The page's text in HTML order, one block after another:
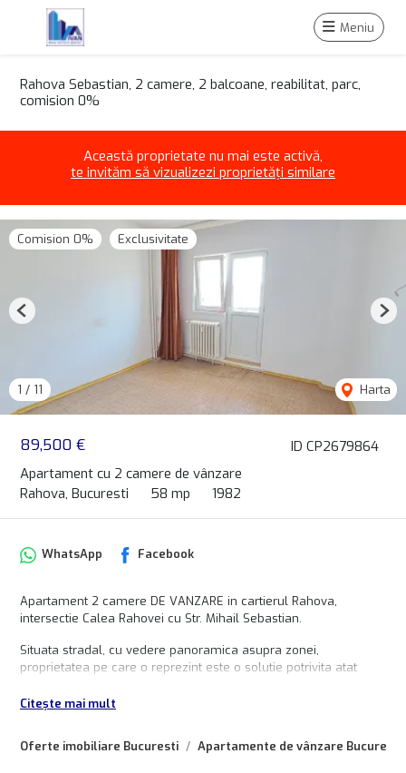
Meniu
Rahova Sebastian, 2 camere, 2 balcoane, reabilitat, parc,
comision 0%
Această proprietate nu mai este activă,
te invităm să vizualizezi proprietăți similare
ID CP2679864
89,500 €
Apartament cu 2 camere de vânzare
Rahova, Bucuresti
58 mp 1982
Comision 0% Exclusivitate
1 / 11 Harta
Previous
Oferte imobiliare Bucuresti Apartamente de vânzare Bucuresti
WhatsApp Facebook
Apartament 2 camere DE VANZARE in cartierul Rahova,
intersectie Calea Rahovei cu Str. Mihail Sebastian.
Situata stradal, cu vedere panoramica asupra zonei,
proprietatea pe care o reprezint este o solutie potrivita atat
fi inchiriata.
impartiti in 2 camere, bucatarie inchisa, hol acces generos cu
Citește mai mult